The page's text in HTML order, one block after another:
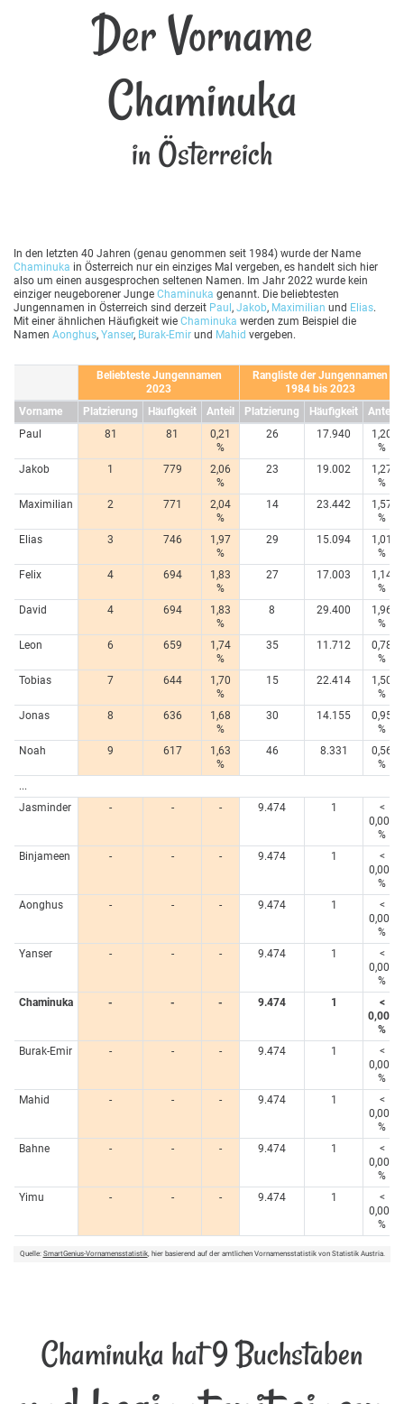
Der Vorname
Chaminuka
in Österreich
In den letzten 40 Jahren (genau genommen seit 1984) wurde der Name
Chaminuka in Österreich nur ein einziges Mal vergeben, es handelt sich hier
also um einen ausgesprochen seltenen Namen. Im Jahr 2022 wurde kein
einziger neugeborener Junge Chaminuka genannt. Die beliebtesten
Jungennamen in Österreich sind derzeit Paul, Jakob, Maximilian und Elias.
Mit einer ähnlichen Häufigkeit wie Chaminuka werden zum Beispiel die
Namen Aonghus, Yanser, Burak-Emir und Mahid vergeben.
Beliebteste Jungennamen
2023
Rangliste der Jungennamen
1984 bis 2023
Vorname
Platzierung Häufigkeit Anteil Platzierung Häufigkeit
Anteil
Paul
81 81
0,21
%
26 17.940
1,20
%
Jakob
1 779
2,06
%
23 19.002
1,27
%
Maximilian
2 771
2,04
%
14 23.442
1,57
%
Elias
3 746
1,97
%
29 15.094
1,01
%
Felix
4 694
1,83
%
27 17.003
1,14
%
David
4 694
1,83
%
8 29.400
1,96
%
Leon
6 659
1,74
%
35 11.712
0,78
%
Tobias
7 644
1,70
%
15 22.414
1,50
%
Jonas
8 636
1,68
%
30 14.155
0,95
%
Noah
9 617
1,63
%
46 8.331
0,56
%
...
Jasminder
- - - 9.474 1
<
0,005
%
Binjameen
- - - 9.474 1
<
0,005
%
Aonghus
- - - 9.474 1
<
0,005
%
Yanser
- - - 9.474 1
<
0,005
%
Chaminuka
- - - 9.474 1
<
0,005
%
Burak-Emir
- - - 9.474 1
<
0,005
%
Mahid
- - - 9.474 1
<
0,005
%
Bahne
- - - 9.474 1
<
0,005
%
Yimu
- - - 9.474 1
<
0,005
%
Quelle: SmartGenius-Vornamensstatistik, hier basierend auf der amtlichen Vornamensstatistik von Statistik Austria.
Chaminuka hat 9 Buchstaben